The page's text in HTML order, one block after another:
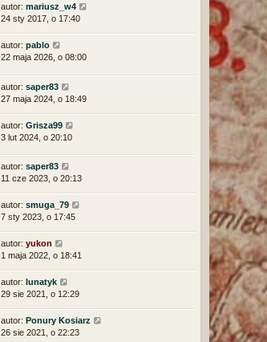
autor: mariusz_w4
24 sty 2017, o 17:40
autor: pablo
22 maja 2026, o 08:00
autor: saper83
27 maja 2024, o 18:49
autor: Grisza99
3 lut 2024, o 20:10
autor: saper83
11 cze 2023, o 20:13
autor: smuga_79
7 sty 2023, o 17:45
autor: yukon
1 maja 2022, o 18:41
autor: lunatyk
29 sie 2021, o 12:29
autor: Ponury Kosiarz
26 sie 2021, o 22:23